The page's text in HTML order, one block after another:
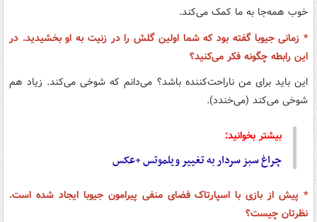
خوب همه‌جا به ما کمک می‌کند.
* زمانی جیوبا گفته بود که شما اولین گلش را در زنیت به او بخشیدید. در
این رابطه چگونه فکر می‌کنید؟
این باید برای من ناراحت‌کننده باشد؟ می‌دانم که شوخی می‌کند. زیاد هم
شوخی می‌کند (می‌خندد).
بیشتر بخوانید:
چراغ سبز سردار به تغییر ویلموتس +عکس
* پیش از بازی با اسپارتاک فضای منفی پیرامون جیوبا ایجاد شده است.
نظرتان چیست؟